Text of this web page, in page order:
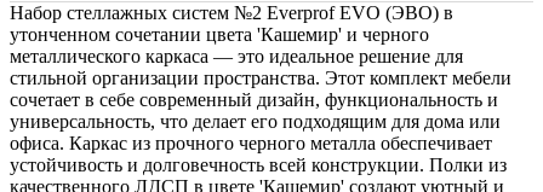
Набор стеллажных систем №2 Everprof EVO (ЭВО) в
утонченном сочетании цвета 'Кашемир' и черного
металлического каркаса — это идеальное решение для
стильной организации пространства. Этот комплект мебели
сочетает в себе современный дизайн, функциональность и
универсальность, что делает его подходящим для дома или
офиса. Каркас из прочного черного металла обеспечивает
устойчивость и долговечность всей конструкции. Полки из
качественного ЛДСП в цвете 'Кашемир' создают уютный и